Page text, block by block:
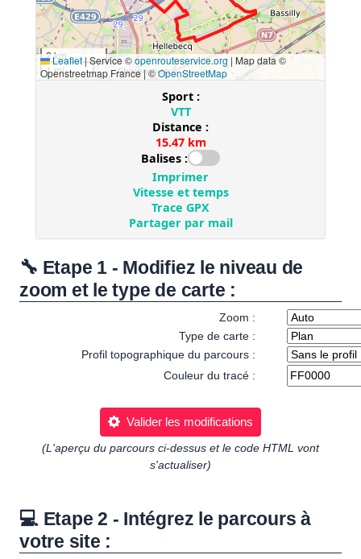
🔧 Etape 1 - Modifiez le niveau de
zoom et le type de carte :
Zoom :
Type de carte :
Profil topographique du parcours :
Couleur du tracé :
Valider les modifications
(L'aperçu du parcours ci-dessus et le code HTML vont
s'actualiser)
💻 Etape 2 - Intégrez le parcours à
votre site :